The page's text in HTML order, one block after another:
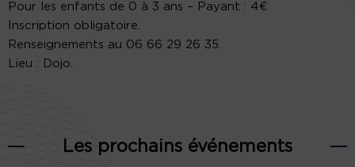
Pour les enfants de 0 à 3 ans – Payant : 4€
Inscription obligatoire.
Renseignements au 06 66 29 26 35.
Lieu : Dojo.
Les prochains événements